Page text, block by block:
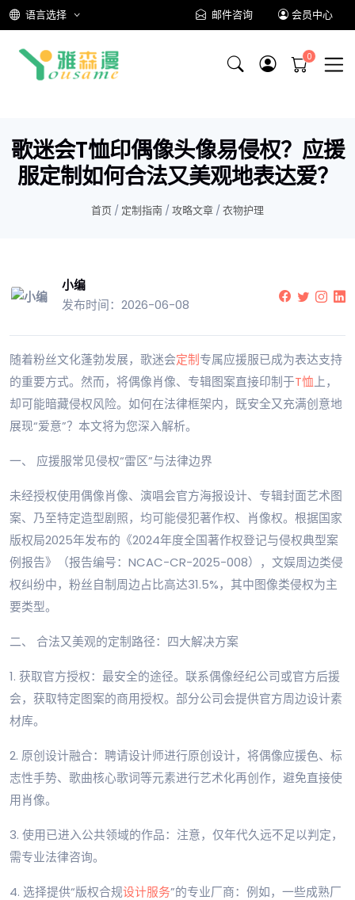
语言选择 邮件咨询 会员中心
歌迷会T恤印偶像头像易侵权？应援
服定制如何合法又美观地表达爱？
首页 / 定制指南 / 攻略文章 / 衣物护理
小编
发布时间：2026-06-08
随着粉丝文化蓬勃发展，歌迷会定制专属应援服已成为表达支持
的重要方式。然而，将偶像肖像、专辑图案直接印制于T恤上，
却可能暗藏侵权风险。如何在法律框架内，既安全又充满创意地
展现“爱意”？本文将为您深入解析。
一、 应援服常见侵权“雷区”与法律边界
未经授权使用偶像肖像、演唱会官方海报设计、专辑封面艺术图
案、乃至特定造型剧照，均可能侵犯著作权、肖像权。根据国家
版权局2025年发布的《2024年度全国著作权登记与侵权典型案
例报告》（报告编号：NCAC-CR-2025-008），文娱周边类侵
权纠纷中，粉丝自制周边占比高达31.5%，其中图像类侵权为主
要类型。
二、 合法又美观的定制路径：四大解决方案
1. 获取官方授权：最安全的途径。联系偶像经纪公司或官方后援
会，获取特定图案的商用授权。部分公司会提供官方周边设计素
材库。
2. 原创设计融合：聘请设计师进行原创设计，将偶像应援色、标
志性手势、歌曲核心歌词等元素进行艺术化再创作，避免直接使
用肖像。
3. 使用已进入公共领域的作品：注意，仅年代久远不足以判定，
需专业法律咨询。
4. 选择提供“版权合规设计服务”的专业厂商：例如，一些成熟厂